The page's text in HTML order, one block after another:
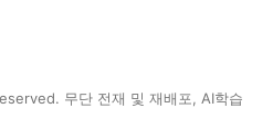
무단 전재 및 재배포, AI학습